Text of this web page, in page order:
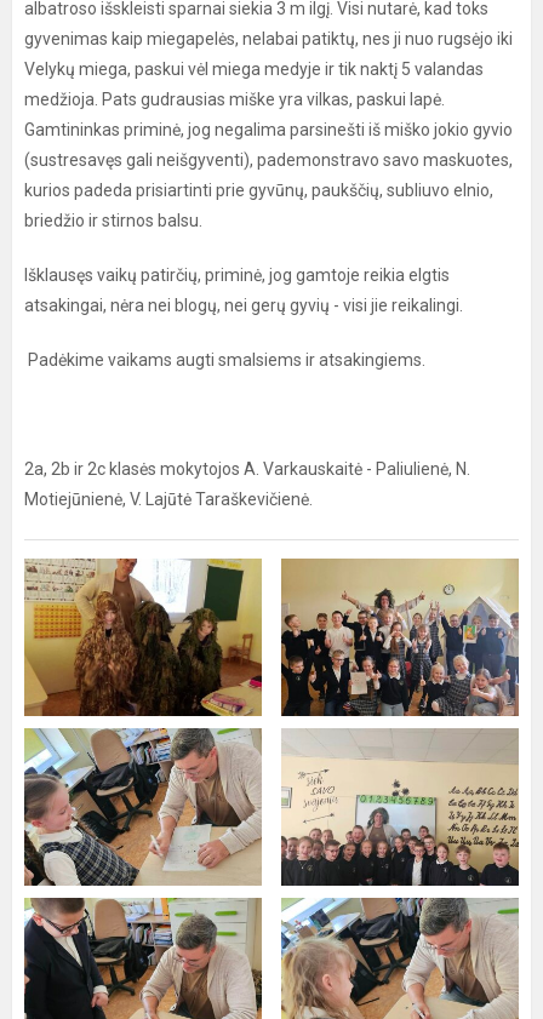
albatroso išskleisti sparnai siekia 3 m ilgį. Visi nutarė, kad toks
gyvenimas kaip miegapelės, nelabai patiktų, nes ji nuo rugsėjo iki
Velykų miega, paskui vėl miega medyje ir tik naktį 5 valandas
medžioja. Pats gudrausias miške yra vilkas, paskui lapė.
Gamtininkas priminė, jog negalima parsinešti iš miško jokio gyvio
(sustresavęs gali neišgyventi), pademonstravo savo maskuotes,
kurios padeda prisiartinti prie gyvūnų, paukščių, subliuvo elnio,
briedžio ir stirnos balsu.
Išklausęs vaikų patirčių, priminė, jog gamtoje reikia elgtis
atsakingai, nėra nei blogų, nei gerų gyvių - visi jie reikalingi.
Padėkime vaikams augti smalsiems ir atsakingiems.
2a, 2b ir 2c klasės mokytojos A. Varkauskaitė - Paliulienė, N.
Motiejūnienė, V. Lajūtė Taraškevičienė.